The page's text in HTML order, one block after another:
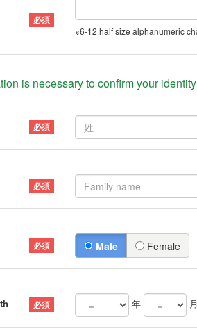
※6-12 half size alphanumeric
is necessary to confirm your
Male Female
年 月